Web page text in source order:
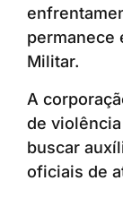
permanece
Militar.
A
de
buscar
oficiais de